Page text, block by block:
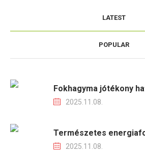
LATEST
POPULAR
Fokhagyma jótékony
2025.11.08.
Természetes
2025.11.08.